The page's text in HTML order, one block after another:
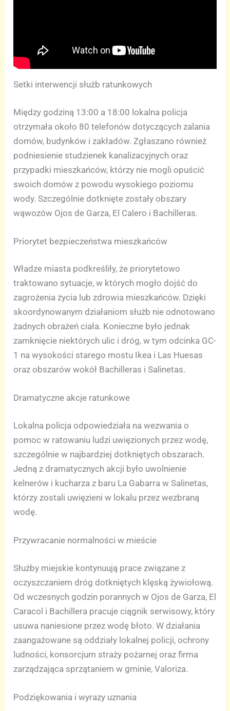
Setki interwencji służb ratunkowych
Między godziną 13:00 a 18:00 lokalna policja
otrzymała około 80 telefonów dotyczących zalania
domów, budynków i zakładów. Zgłaszano również
podniesienie studzienek kanalizacyjnych oraz
przypadki mieszkańców, którzy nie mogli opuścić
swoich domów z powodu wysokiego poziomu
wody. Szczególnie dotknięte zostały obszary
wąwozów Ojos de Garza, El Calero i Bachilleras.
Priorytet bezpieczeństwa mieszkańców
Władze miasta podkreśliły, że priorytetowo
traktowano sytuacje, w których mogło dojść do
zagrożenia życia lub zdrowia mieszkańców. Dzięki
skoordynowanym działaniom służb nie odnotowano
żadnych obrażeń ciała. Konieczne było jednak
zamknięcie niektórych ulic i dróg, w tym odcinka GC-
1 na wysokości starego mostu Ikea i Las Huesas
oraz obszarów wokół Bachilleras i Salinetas.
Dramatyczne akcje ratunkowe
Lokalna policja odpowiedziała na wezwania o
pomoc w ratowaniu ludzi uwięzionych przez wodę,
szczególnie w najbardziej dotkniętych obszarach.
Jedną z dramatycznych akcji było uwolnienie
kelnerów i kucharza z baru La Gabarra w Salinetas,
którzy zostali uwięzieni w lokalu przez wezbraną
wodę.
Przywracanie normalności w mieście
Służby miejskie kontynuują prace związane z
oczyszczaniem dróg dotkniętych klęską żywiołową.
Od wczesnych godzin porannych w Ojos de Garza, El
Caracol i Bachillera pracuje ciągnik serwisowy, który
usuwa naniesione przez wodę błoto. W działania
zaangażowane są oddziały lokalnej policji, ochrony
ludności, konsorcjum straży pożarnej oraz firma
zarządzająca sprzątaniem w gminie, Valoriza.
Podziękowania i wyrazy uznania